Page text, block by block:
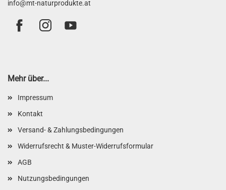
info@mt-naturprodukte.at
Mehr über...
Impressum
Kontakt
Versand- & Zahlungsbedingungen
Widerrufsrecht & Muster-Widerrufsformular
AGB
Nutzungsbedingungen